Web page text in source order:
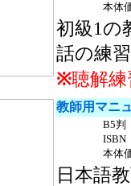
本体
初級1の
話の練
※聴解
教師用マニ
B5判
ISBN
本体
日本語